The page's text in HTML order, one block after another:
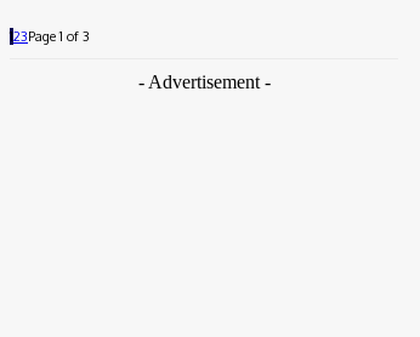
123Page 1 of 3
- Advertisement -